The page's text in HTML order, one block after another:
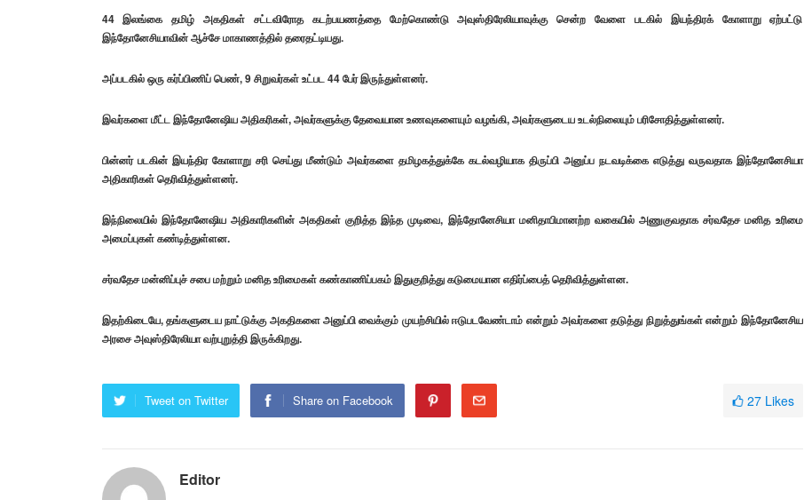
44 இலங்கை தமிழ் அகதிகள் சட்டவிரோத கடற்பயணத்தை மேற்கொண்டு அவுஸ்திரேலியாவுக்கு சென்ற வேளை படகில் இயந்திரக் கோளாறு ஏற்பட்டு
இந்தோனேசியாவின் ஆச்சே மாகாணத்தில் தரைதட்டியது.
அப்படகில் ஒரு கர்ப்பிணிப் பெண், 9 சிறுவர்கள் உட்பட 44 பேர் இருந்துள்ளனர்.
இவர்களை மீட்ட இந்தோனேஷிய அதிகரிகள், அவர்களுக்கு தேவையான உணவுகளையும் வழங்கி, அவர்களுடைய உடல்நிலையும் பரிசோதித்துள்ளனர்.
பின்னர் படகின் இயந்திர கோளாறு சரி செய்து மீண்டும் அவர்களை தமிழகத்துக்கே கடல்வழியாக திருப்பி அனுப்ப நடவடிக்கை எடுத்து வருவதாக இந்தோனேசியா
அதிகாரிகள் தெரிவித்துள்ளனர்.
இந்நிலையில் இந்தோனேஷிய அதிகாரிகளின் அகதிகள் குறித்த இந்த முடிவை, இந்தோனேசியா மனிதாபிமானற்ற வகையில் அணுகுவதாக சர்வதேச மனித உரிமை
அமைப்புகள் கண்டித்துள்ளன.
சர்வதேச மன்னிப்புச் சபை மற்றும் மனித உரிமைகள் கண்காணிப்பகம் இதுகுறித்து கடுமையான எதிர்ப்பைத் தெரிவித்துள்ளன.
இதற்கிடையே, தங்களுடைய நாட்டுக்கு அகதிகளை அனுப்பி வைக்கும் முயற்சியில் ஈடுபடவேண்டாம் என்றும் அவர்களை தடுத்து நிறுத்துங்கள் என்றும் இந்தோனேசிய
அரசை அவுஸ்திரேலியா வற்புறுத்தி இருக்கிறது.
Tweet on Twitter Share on Facebook 27 Likes
Editor